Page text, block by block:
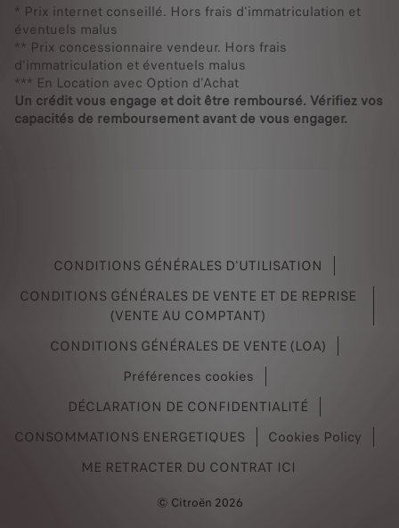
* Prix internet conseillé. Hors frais d'immatriculation et
éventuels malus
** Prix concessionnaire vendeur. Hors frais
d'immatriculation et éventuels malus
*** En Location avec Option d'Achat
Un crédit vous engage et doit être remboursé. Vérifiez vos
capacités de remboursement avant de vous engager.
CONDITIONS GÉNÉRALES D'UTILISATION
CONDITIONS GÉNÉRALES DE VENTE ET DE REPRISE
(VENTE AU COMPTANT)
CONDITIONS GÉNÉRALES DE VENTE (LOA)
Préférences cookies
DÉCLARATION DE CONFIDENTIALITÉ
CONSOMMATIONS ENERGETIQUES
Cookies Policy
ME RETRACTER DU CONTRAT ICI
© Citroën 2026